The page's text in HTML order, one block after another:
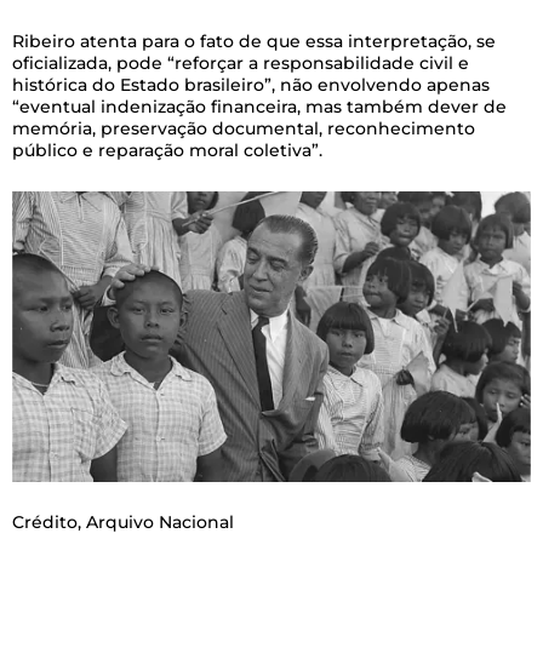
Ribeiro atenta para o fato de que essa interpretação, se
oficializada, pode “reforçar a responsabilidade civil e
histórica do Estado brasileiro”, não envolvendo apenas
“eventual indenização financeira, mas também dever de
memória, preservação documental, reconhecimento
público e reparação moral coletiva”.
Crédito, Arquivo Nacional